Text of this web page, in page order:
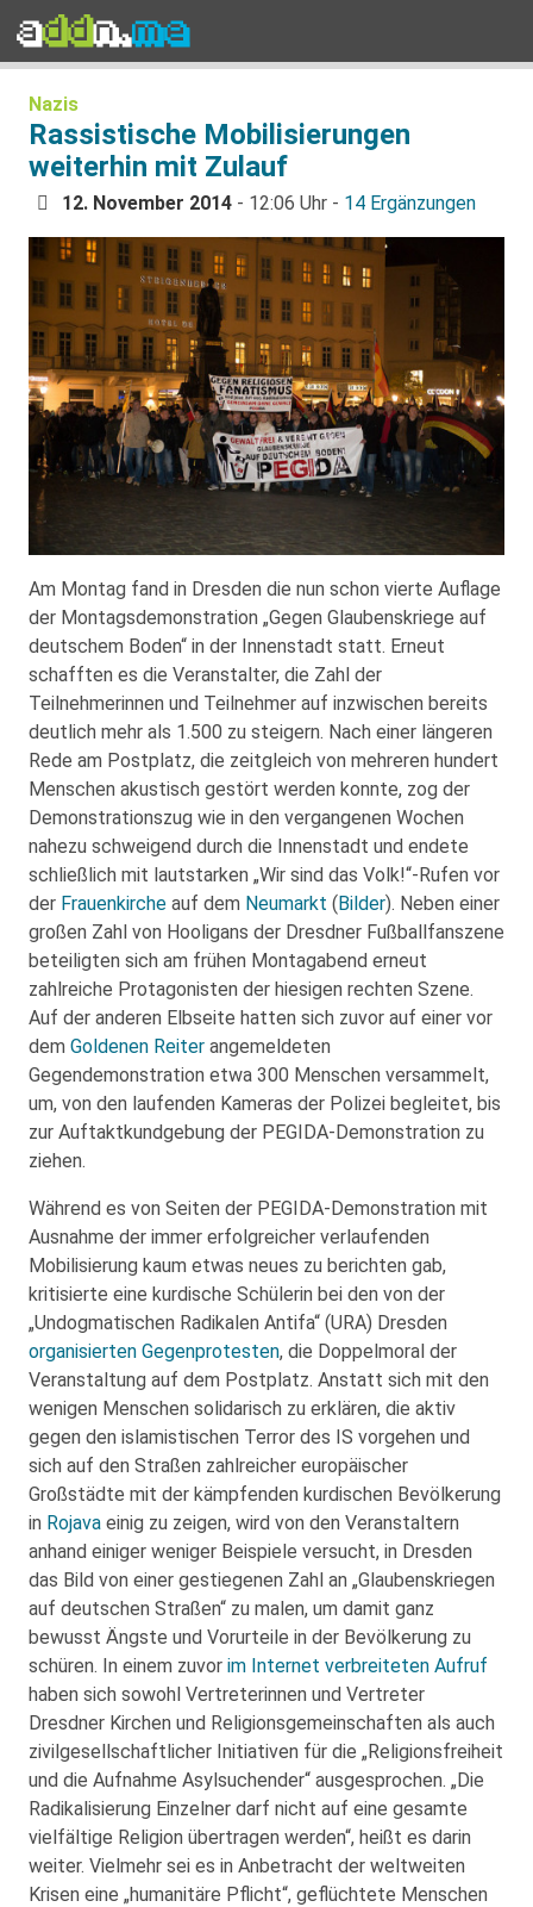
Nazis
Rassistische Mobilisierungen
weiterhin mit Zulauf
12. November 2014 - 12:06 Uhr - 14 Ergänzungen
Am Montag fand in Dresden die nun schon vierte Auflage
der Montagsdemonstration „Gegen Glaubenskriege auf
deutschem Boden“ in der Innenstadt statt. Erneut
schafften es die Veranstalter, die Zahl der
Teilnehmerinnen und Teilnehmer auf inzwischen bereits
deutlich mehr als 1.500 zu steigern. Nach einer längeren
Rede am Postplatz, die zeitgleich von mehreren hundert
Menschen akustisch gestört werden konnte, zog der
Demonstrationszug wie in den vergangenen Wochen
nahezu schweigend durch die Innenstadt und endete
schließlich mit lautstarken „Wir sind das Volk!“-Rufen vor
der Frauenkirche auf dem Neumarkt (Bilder). Neben einer
großen Zahl von Hooligans der Dresdner Fußballfanszene
beteiligten sich am frühen Montagabend erneut
zahlreiche Protagonisten der hiesigen rechten Szene.
Auf der anderen Elbseite hatten sich zuvor auf einer vor
dem Goldenen Reiter angemeldeten
Gegendemonstration etwa 300 Menschen versammelt,
um, von den laufenden Kameras der Polizei begleitet, bis
zur Auftaktkundgebung der PEGIDA-Demonstration zu
ziehen.
Während es von Seiten der PEGIDA-Demonstration mit
Ausnahme der immer erfolgreicher verlaufenden
Mobilisierung kaum etwas neues zu berichten gab,
kritisierte eine kurdische Schülerin bei den von der
„Undogmatischen Radikalen Antifa“ (URA) Dresden
organisierten Gegenprotesten, die Doppelmoral der
Veranstaltung auf dem Postplatz. Anstatt sich mit den
wenigen Menschen solidarisch zu erklären, die aktiv
gegen den islamistischen Terror des IS vorgehen und
sich auf den Straßen zahlreicher europäischer
Großstädte mit der kämpfenden kurdischen Bevölkerung
in Rojava einig zu zeigen, wird von den Veranstaltern
anhand einiger weniger Beispiele versucht, in Dresden
das Bild von einer gestiegenen Zahl an „Glaubenskriegen
auf deutschen Straßen“ zu malen, um damit ganz
bewusst Ängste und Vorurteile in der Bevölkerung zu
schüren. In einem zuvor im Internet verbreiteten Aufruf
haben sich sowohl Vertreterinnen und Vertreter
Dresdner Kirchen und Religionsgemeinschaften als auch
zivilgesellschaftlicher Initiativen für die „Religionsfreiheit
und die Aufnahme Asylsuchender“ ausgesprochen. „Die
Radikalisierung Einzelner darf nicht auf eine gesamte
vielfältige Religion übertragen werden“, heißt es darin
weiter. Vielmehr sei es in Anbetracht der weltweiten
Krisen eine „humanitäre Pflicht“, geflüchtete Menschen